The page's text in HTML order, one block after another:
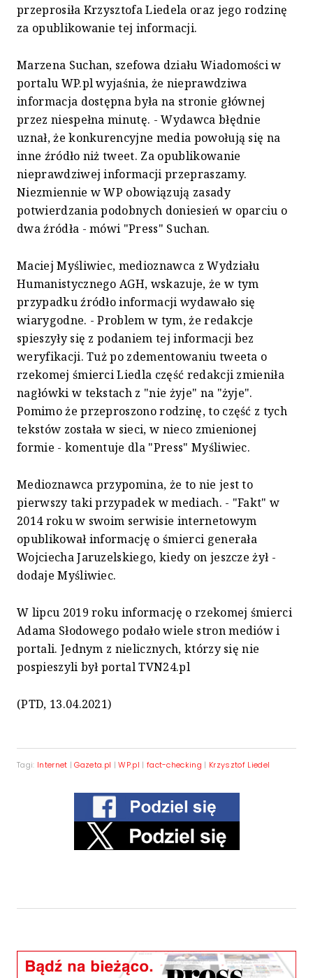
przeprosiła Krzysztofa Liedela oraz jego rodzinę
za opublikowanie tej informacji.
Marzena Suchan, szefowa działu Wiadomości w
portalu WP.pl wyjaśnia, że nieprawdziwa
informacja dostępna była na stronie głównej
przez niespełna minutę. - Wydawca błędnie
uznał, że konkurencyjne media powołują się na
inne źródło niż tweet. Za opublikowanie
nieprawdziwej informacji przepraszamy.
Niezmiennie w WP obowiązują zasady
potwierdzania podobnych doniesień w oparciu o
dwa źródła - mówi "Press" Suchan.
Maciej Myśliwiec, medioznawca z Wydziału
Humanistycznego AGH, wskazuje, że w tym
przypadku źródło informacji wydawało się
wiarygodne. - Problem w tym, że redakcje
spieszyły się z podaniem tej informacji bez
weryfikacji. Tuż po zdementowaniu tweeta o
rzekomej śmierci Liedla część redakcji zmieniła
nagłówki w tekstach z "nie żyje" na "żyje".
Pomimo że przeproszono rodzinę, to część z tych
tekstów została w sieci, w nieco zmienionej
formie - komentuje dla "Press" Myśliwiec.
Medioznawca przypomina, że to nie jest to
pierwszy taki przypadek w mediach. - "Fakt" w
2014 roku w swoim serwisie internetowym
opublikował informację o śmierci generała
Wojciecha Jaruzelskiego, kiedy on jeszcze żył -
dodaje Myśliwiec.
W lipcu 2019 roku informację o rzekomej śmierci
Adama Słodowego podało wiele stron mediów i
portali. Jednym z nielicznych, którzy się nie
pospieszyli był portal TVN24.pl
(PTD, 13.04.2021)
Tagi: Internet |Gazeta.pl |WP.pl | fact-checking | Krzysztof Liedel